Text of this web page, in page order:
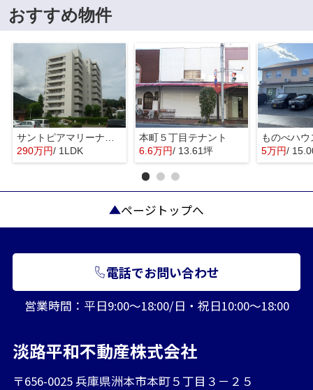
おすすめ物件
サントピアマリーナマンションⅠ
290万円/ 1LDK
本町５丁目テナント
6.6万円/ 13.61坪
ものべハウ
5万円/
ページトップへ
電話でお問い合わせ
営業時間：平日9:00～18:00/日・祝日10:00～18:00
淡路平和不動産株式会社
〒656-0025 兵庫県洲本市本町５丁目３－２５